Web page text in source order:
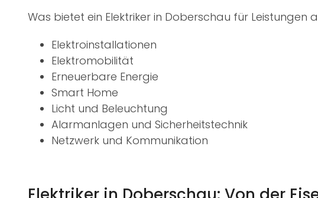
Was bietet ein Elektriker in Doberschau für Leistungen
Elektroinstallationen
Elektromobilität
Erneuerbare Energie
Smart Home
Licht und Beleuchtung
Alarmanlagen und Sicherheitstechnik
Netzwerk und Kommunikation